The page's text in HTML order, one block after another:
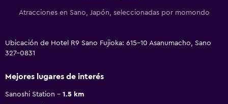
Atracciones en Sano, Japón, seleccionadas por momondo
Ubicación de Hotel R9 Sano Fujioka: 615-10 Asanumacho, Sano
327-0831
Mejores lugares de interés
Sanoshi Station
1.5 km